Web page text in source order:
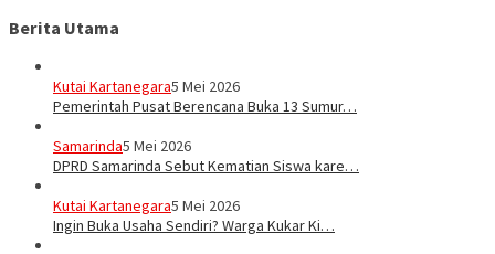
Berita Utama
Kutai Kartanegara5 Mei 2026
Pemerintah Pusat Berencana Buka 13 Sumur…
Samarinda5 Mei 2026
DPRD Samarinda Sebut Kematian Siswa kare…
Kutai Kartanegara5 Mei 2026
Ingin Buka Usaha Sendiri? Warga Kukar Ki…